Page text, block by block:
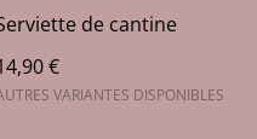
de cantine
€
VARIANTES DISPONIBLES